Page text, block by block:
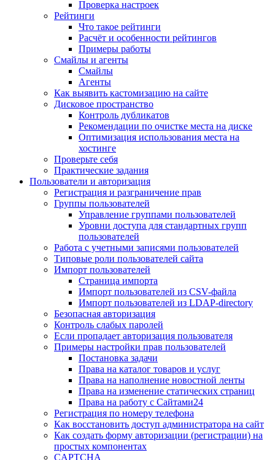
Проверка настроек
Рейтинги
Что такое рейтинги
Расчёт и особенности рейтингов
Примеры работы
Смайлы и агенты
Смайлы
Агенты
Как выявить кастомизацию на сайте
Дисковое пространство
Контроль дубликатов
Рекомендации по очистке места на диске
Оптимизация использования места на
хостинге
Проверьте себя
Практические задания
Пользователи и авторизация
Регистрация и разграничение прав
Группы пользователей
Управление группами пользователей
Уровни доступа для стандартных групп
пользователей
Работа с учетными записями пользователей
Типовые роли пользователей сайта
Импорт пользователей
Страница импорта
Импорт пользователей из CSV-файла
Импорт пользователей из LDAP-directory
Безопасная авторизация
Контроль слабых паролей
Если пропадает авторизация пользователя
Примеры настройки прав пользователей
Постановка задачи
Права на каталог товаров и услуг
Права на наполнение новостной ленты
Права на изменение статических страниц
Права на работу с Сайтами24
Регистрация по номеру телефона
Как восстановить доступ администратора на сайт
Как создать форму авторизации (регистрации) на
простых компонентах
CAPTCHA